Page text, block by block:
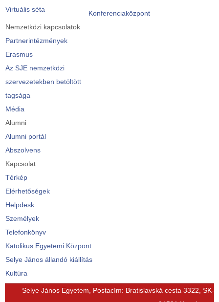
Virtuális séta
Konferenciaközpont
Nemzetközi kapcsolatok
Partnerintézmények
Erasmus
Az SJE nemzetközi
szervezetekben betöltött
tagsága
Média
Alumni
Alumni portál
Abszolvens
Kapcsolat
Térkép
Elérhetőségek
Helpdesk
Személyek
Telefonkönyv
Katolikus Egyetemi Központ
Selye János állandó kiállítás
Kultúra
© FreeJoomla! 3 Modules - by VinaGecko.com
Selye János Egyetem, Postacím: Bratislavská cesta 3322, SK-